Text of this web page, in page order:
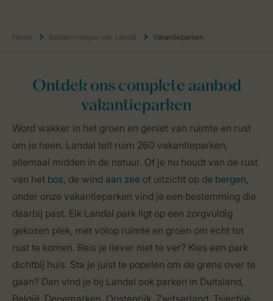
Home Bestemmingen van Landal Vakantieparken
Ontdek ons complete aanbod
vakantieparken
Word wakker in het groen en geniet van ruimte en rust
om je heen. Landal telt ruim 260 vakantieparken,
allemaal midden in de natuur. Of je nu houdt van de rust
van het bos, de wind aan zee of uitzicht op de bergen,
onder onze vakantieparken vind je een bestemming die
daarbij past. Elk Landal park ligt op een zorgvuldig
gekozen plek, met volop ruimte en groen om echt tot
rust te komen. Reis je liever niet te ver? Kies een park
dichtbij huis. Sta je juist te popelen om de grens over te
gaan? Dan vind je bij Landal ook parken in Duitsland,
België, Denemarken, Oostenrijk, Zwitserland, Tsjechië